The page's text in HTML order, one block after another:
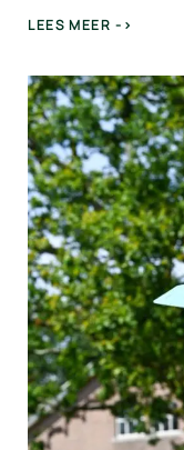
LEES MEER ->